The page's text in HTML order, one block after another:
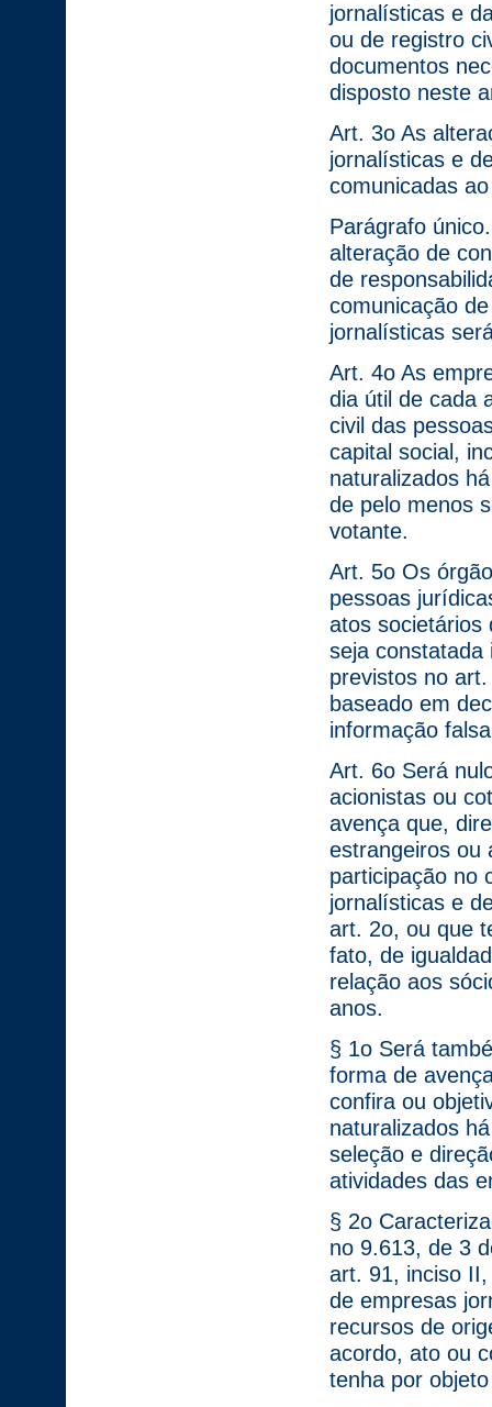
jornalísticas e
ou de registro
documentos
disposto neste
Art. 3o As
jornalísticas e
comunicadas
Parágrafo
alteração de
de
comunicação
jornalísticas
Art. 4o As
dia útil de cada
civil das
capital social,
naturalizados
de pelo menos
votante.
Art. 5o Os
pessoas
atos societários
seja constatada
previstos no
baseado em
informação
Art. 6o Será
acionistas ou
avença que,
estrangeiros ou
participação no
jornalísticas e
art. 2o, ou que
fato, de
relação aos
anos.
§ 1o Será
forma de
confira ou
naturalizados
seleção e
atividades das
§ 2o
no 9.613, de 3
art. 91, inciso
de empresas
recursos de
acordo, ato ou
tenha por